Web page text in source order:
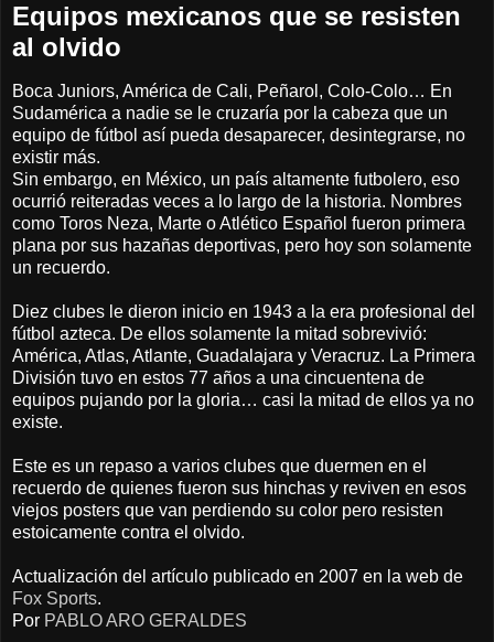
Equipos mexicanos que se resisten
al olvido
Boca Juniors, América de Cali, Peñarol, Colo-Colo… En
Sudamérica a nadie se le cruzaría por la cabeza que un
equipo de fútbol así pueda desaparecer, desintegrarse, no
existir más.
Sin embargo, en México, un país altamente futbolero, eso
ocurrió reiteradas veces a lo largo de la historia. Nombres
como Toros Neza, Marte o Atlético Español fueron primera
plana por sus hazañas deportivas, pero hoy son solamente
un recuerdo.
Diez clubes le dieron inicio en 1943 a la era profesional del
fútbol azteca. De ellos solamente la mitad sobrevivió:
América, Atlas, Atlante, Guadalajara y Veracruz. La Primera
División tuvo en estos 77 años a una cincuentena de
equipos pujando por la gloria… casi la mitad de ellos ya no
existe.
Este es un repaso a varios clubes que duermen en el
recuerdo de quienes fueron sus hinchas y reviven en esos
viejos posters que van perdiendo su color pero resisten
estoicamente contra el olvido.
Actualización del artículo publicado en 2007 en la web de
Fox Sports.
Por PABLO ARO GERALDES